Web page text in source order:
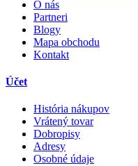
O nás
Partneri
Blogy
Mapa obchodu
Kontakt
Účet
História nákupov
Vrátený tovar
Dobropisy
Adresy
Osobné údaje